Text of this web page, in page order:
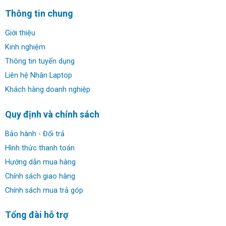
HP ZBook Power G10 Workstation khả năng nâng
HP ZBook Power G10 Workstation (2023)
khe cấm Ram DDR5 giúp khả năng nâng cấp tốt hơn
(Memory: 32GB, 64GB, 128GB DDR5 5200MHz RAM tow
Storage Work without limits in any location with local
PCIe storage that’s up to 6x faster than SATA SSD, and
up to 21x faster than traditional HDD storage.
Thông tin chung
Giới thiệu
Kinh nghiệm
Thông tin tuyển dụng
Liên hệ Nhân Laptop
Khách hàng doanh nghiệp
Quy định và chính sách
Bảo hành - Đổi trả
Hình thức thanh toán
Hướng dẫn mua hàng
Chính sách giao hàng
Chính sách mua trả góp
Tổng đài hỗ trợ